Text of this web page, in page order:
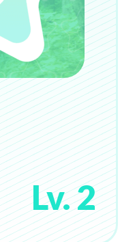
Lv. 2